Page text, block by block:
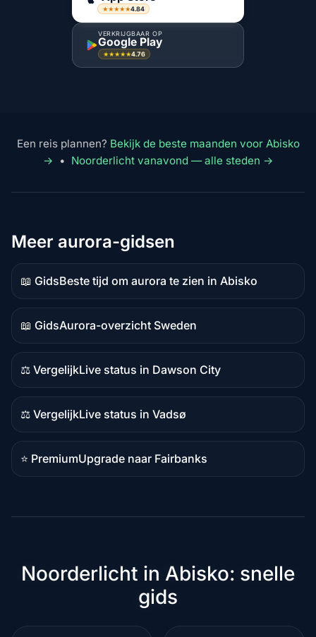
★★★★★4.84
VERKRIJGBAAR OP
Google Play
★★★★★4.76
Een reis plannen? Bekijk de beste maanden voor Abisko
→
• Noorderlicht vanavond — alle steden →
Meer aurora-gidsen
📖 Gids
Gidsinhoud
Beste tijd om aurora te zien in Abisko
📖 Gids
Gidsinhoud
Aurora-overzicht Sweden
⚖️ Vergelijk
Vergelijkingsinhoud
Live status in Dawson City
⚖️ Vergelijk
Vergelijkingsinhoud
Live status in Vadsø
⭐ Premium
Premiumbestemming
Upgrade naar Fairbanks
Noorderlicht in Abisko: snelle
gids